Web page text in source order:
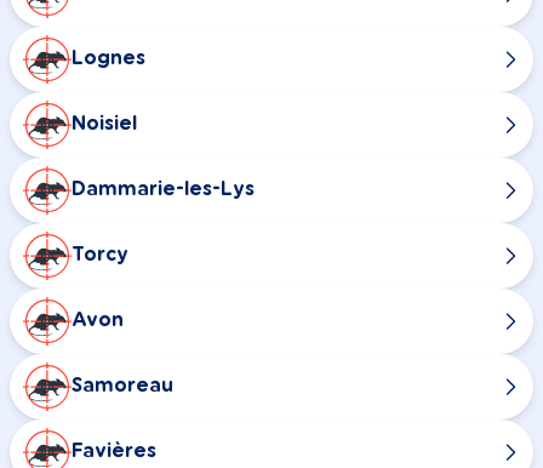
Lognes
Noisiel
Dammarie-les-Lys
Torcy
Avon
Samoreau
Favières